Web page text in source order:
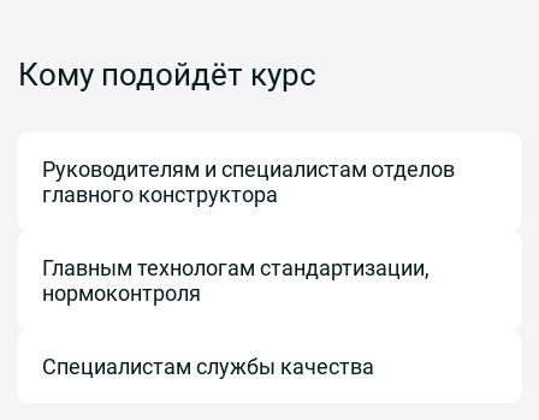
Кому подойдёт курс
Руководителям и специалистам отделов
главного конструктора
Главным технологам стандартизации,
нормоконтроля
Специалистам службы качества